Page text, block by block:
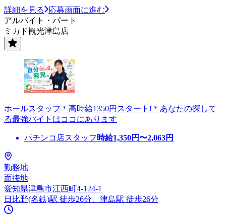
詳細を見る
応募画面に進む
アルバイト・パート
ミカド観光津島店
ホールスタッフ＊高時給1350円スタート!＊あなたの探して
る最強バイトはココにあります
パチンコ店スタッフ 時給1,350円〜2,063円
勤務地
面接地
愛知県津島市江西町4-124-1
日比野(名鉄)駅 徒歩26分、津島駅 徒歩26分